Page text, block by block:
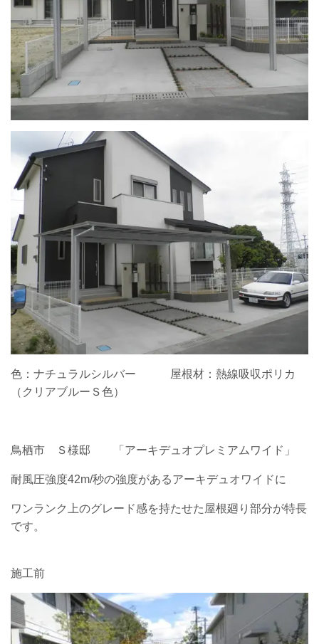
色：ナチュラルシルバー 屋根材：熱線吸収ポリカ
（クリアブルーＳ色）
鳥栖市 Ｓ様邸 「アーキデュオプレミアムワイド」
耐風圧強度42m/秒の強度があるアーキデュオワイドに
ワンランク上のグレード感を持たせた屋根廻り部分が特長
です。
施工前